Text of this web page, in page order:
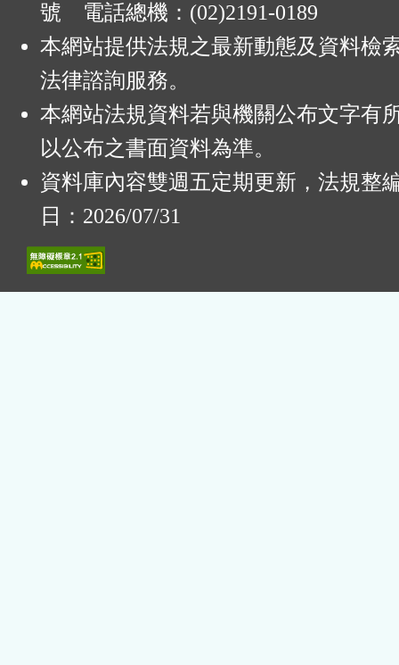
號 電話總機：(02)2191-0189
本網站提供法規之最新動態及資料檢
法律諮詢服務。
本網站法規資料若與機關公布文字有
以公布之書面資料為準。
資料庫內容雙週五定期更新，法規整
日：2026/07/31